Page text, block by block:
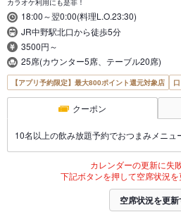
カラオケ利用にも是非！
18:00～翌0:00(料理L.O.23:30)
JR中野駅北口から徒歩5分
3500円～
25席(カウンター5席、テーブル20席)
【アプリ予約限定】最大800ポイント還元対象店
クーポン
10名以上の飲み放題予約でおつまみメニュ
カレンダーの更新に失
下記ボタンを押して空席状況を
空席状況を更新